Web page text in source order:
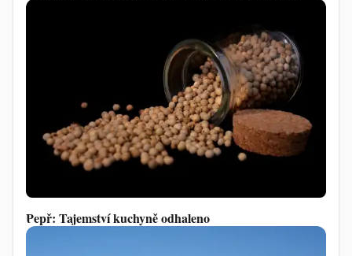
Pepř: Tajemství kuchyně odhaleno